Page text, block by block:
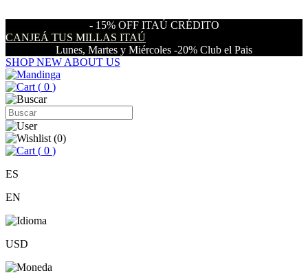
- 15% OFF ITAÚ CRÉDITO
CANJEÁ TUS MILLAS ITAÚ
Lunes, Martes y Miércoles -20% Club el Pais
SHOP NEW ABOUT US
( 0 )
(0)
( 0 )
ES
EN
USD